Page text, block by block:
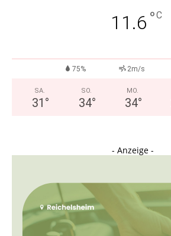
11.6 °C
75% 2m/s
SA.
31 °
SO.
34°
MO.
34°
- Anzeige -